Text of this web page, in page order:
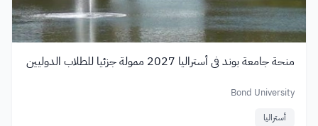
منحة جامعة بوند في أستراليا 2027 ممولة جزئيا للطلاب الدوليين
Bond University
أستراليا